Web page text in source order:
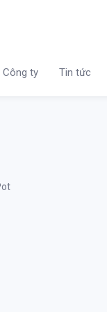
Công ty Tin tức